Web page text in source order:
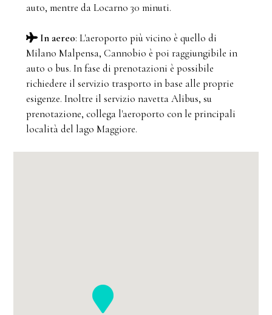
auto, mentre da Locarno 30 minuti.
In aereo: L'aeroporto più vicino è quello di
Milano Malpensa, Cannobio è poi raggiungibile in
auto o bus. In fase di prenotazioni è possibile
richiedere il servizio trasporto in base alle proprie
esigenze. Inoltre il servizio navetta Alibus, su
prenotazione, collega l'aeroporto con le principali
località del lago Maggiore.